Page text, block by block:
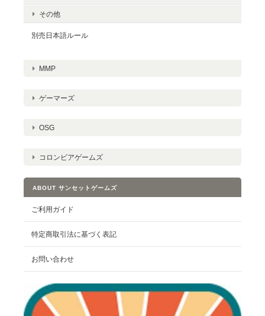
その他
別売日本語ルール
MMP
ゲーマーズ
OSG
コロンビアゲームズ
ABOUT サンセットゲームズ
ご利用ガイド
特定商取引法に基づく表記
お問い合わせ